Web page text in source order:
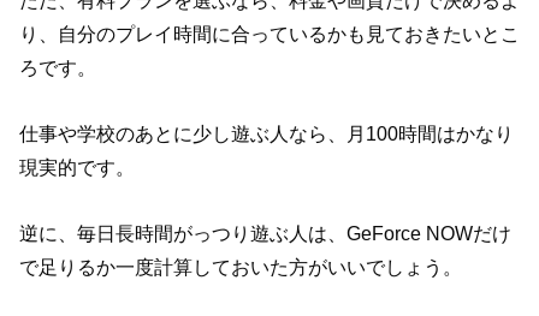
り、自分のプレイ時間に合っているかも見ておきたいとこ
ろです。
仕事や学校のあとに少し遊ぶ人なら、月100時間はかなり
現実的です。
逆に、毎日長時間がっつり遊ぶ人は、GeForce NOWだけ
で足りるか一度計算しておいた方がいいでしょう。